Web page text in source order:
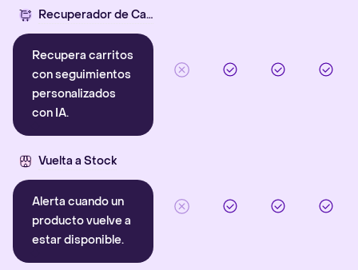
Recuperador de Carritos con IA
Recupera carritos
con seguimientos
personalizados
con IA.
Vuelta a Stock
Alerta cuando un
producto vuelve a
estar disponible.